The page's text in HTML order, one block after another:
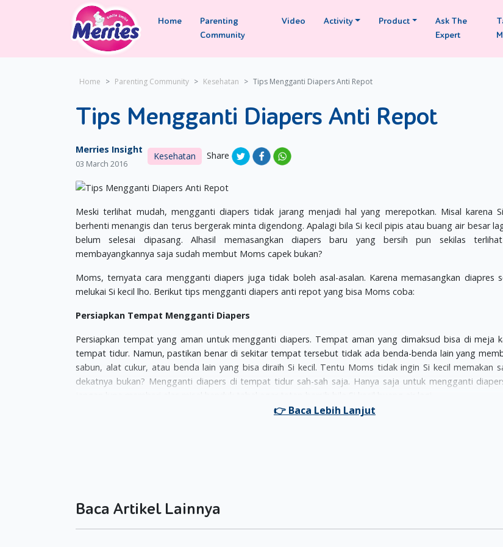
Home
Parenting
Community
Video Activity Product
Ask The
Expert
Home Parenting Community Kesehatan Tips Mengganti Diapers Anti Repot
Tips Mengganti Diapers Anti Repot
Merries Insight
03 March 2016
Kesehatan Share
Meski terlihat mudah, mengganti diapers tidak jarang menjadi hal yang merepotkan. Misal karena
berhenti menangis dan terus bergerak minta digendong. Apalagi bila Si kecil pipis atau buang air besar
belum selesai dipasang. Alhasil memasangkan diapers baru yang bersih pun sekilas
membayangkannya saja sudah membut Moms capek bukan?
Moms, ternyata cara mengganti diapers juga tidak boleh asal-asalan. Karena memasangkan diapres
melukai Si kecil lho. Berikut tips mengganti diapers anti repot yang bisa Moms coba:
Persiapkan Tempat Mengganti Diapers
Persiapkan tempat yang aman untuk mengganti diapers. Tempat aman yang dimaksud bisa di meja
tempat tidur. Namun, pastikan benar di sekitar tempat tersebut tidak ada benda-benda lain yang
sabun, alat cukur, atau benda lain yang bisa diraih Si kecil. Tentu Moms tidak ingin Si kecil memakan
dekatnya bukan? Mengganti diapers di tempat tidur sah-sah saja. Hanya saja untuk mengganti
Saat akan mengganti diapers tidak jarang Si kecil menangis dan terus bergerak. Agar lebih tenang tidak
Moms menaruh mainan favorit di dekatnya. Hal ini untuk mengalihkan perhatian Si kecil.
Baca Artikel Lainnya